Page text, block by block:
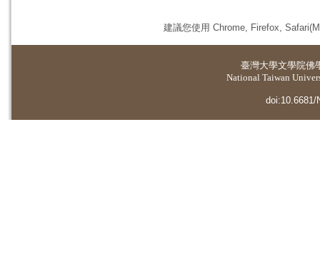
建議您使用 Chrome, Firefox,
臺灣大學文學院佛
National Taiwan
doi:10.6681/